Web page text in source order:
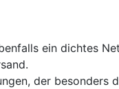
ein dichtes
der besonders